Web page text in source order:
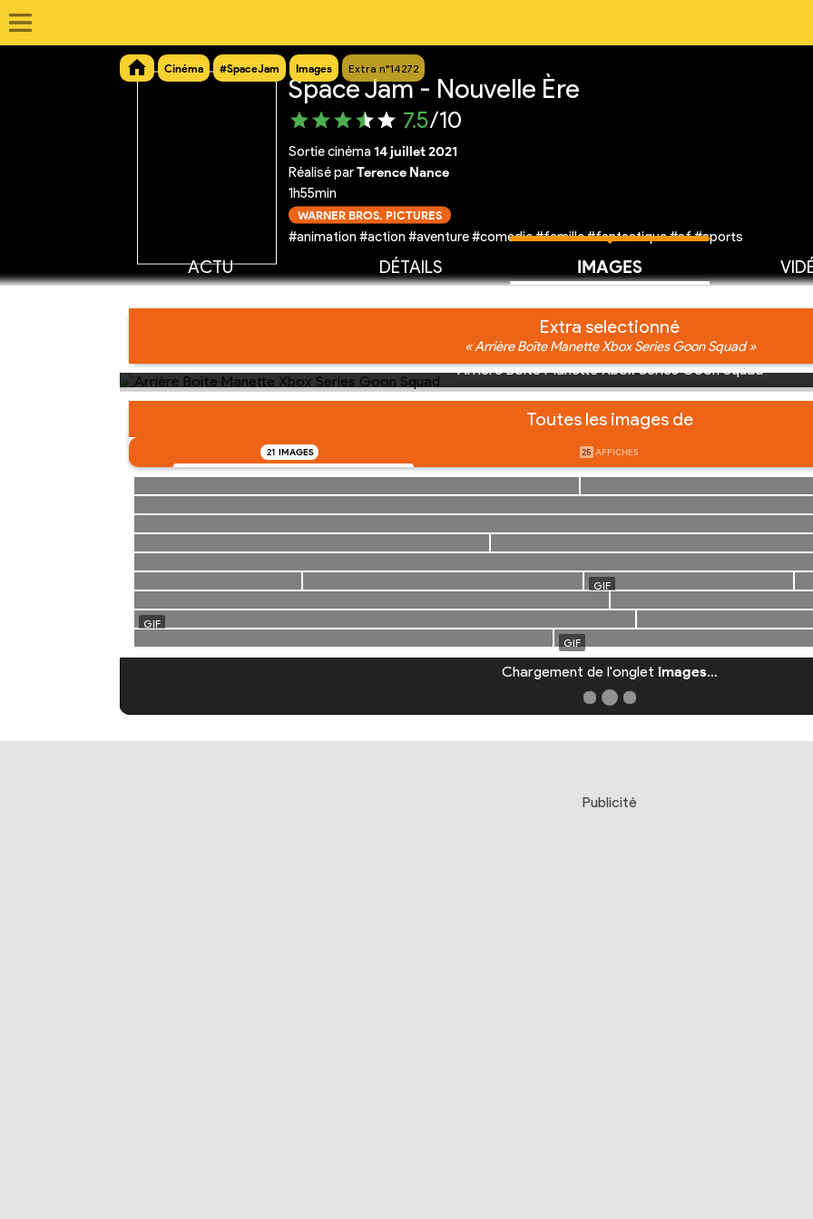
Cinéma #SpaceJam Images Extra n°14272
Space Jam - Nouvelle Ère
7.5/10
Sortie cinéma14 juillet 2021
Réalisé parTerence Nance
1h55min
WARNER BROS. PICTURES
#animation #action #aventure #comedie #famille #fantastique #sf #sports
ACTU DÉTAILS IMAGES
Extra selectionné
« Arrière Boîte Manette Xbox Series Goon Squad »
Arrière Boîte Manette Xbox Series Goon Squad
Toutes les images de
21 IMAGES 25 AFFICHES
Chargement de l'onglet images…
Publicité